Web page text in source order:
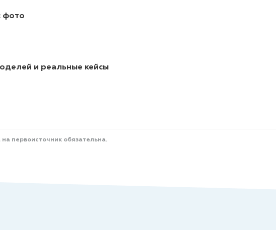
фото
и реальные кейсы
первоисточник обязательна.